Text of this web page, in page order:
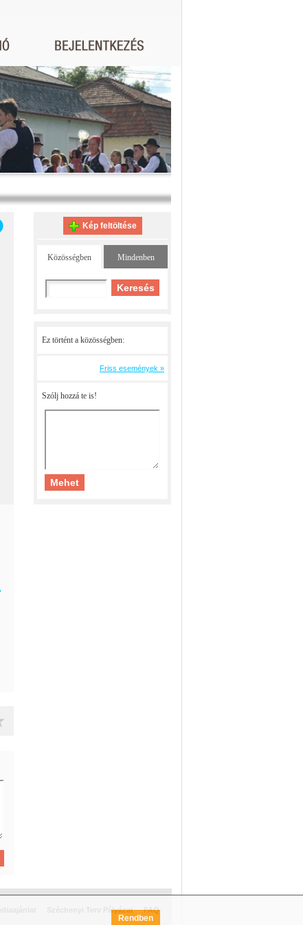
Kép feltöltése
Közösségben Mindenben
Ez történt a közösségben:
Friss események »
Szólj hozzá te is!
Széchenyi Terv Pályázat FAQ
Rendben